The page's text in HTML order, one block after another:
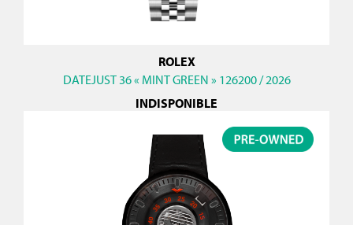
ROLEX
DATEJUST 36 « MINT GREEN » 126200 / 2026
INDISPONIBLE